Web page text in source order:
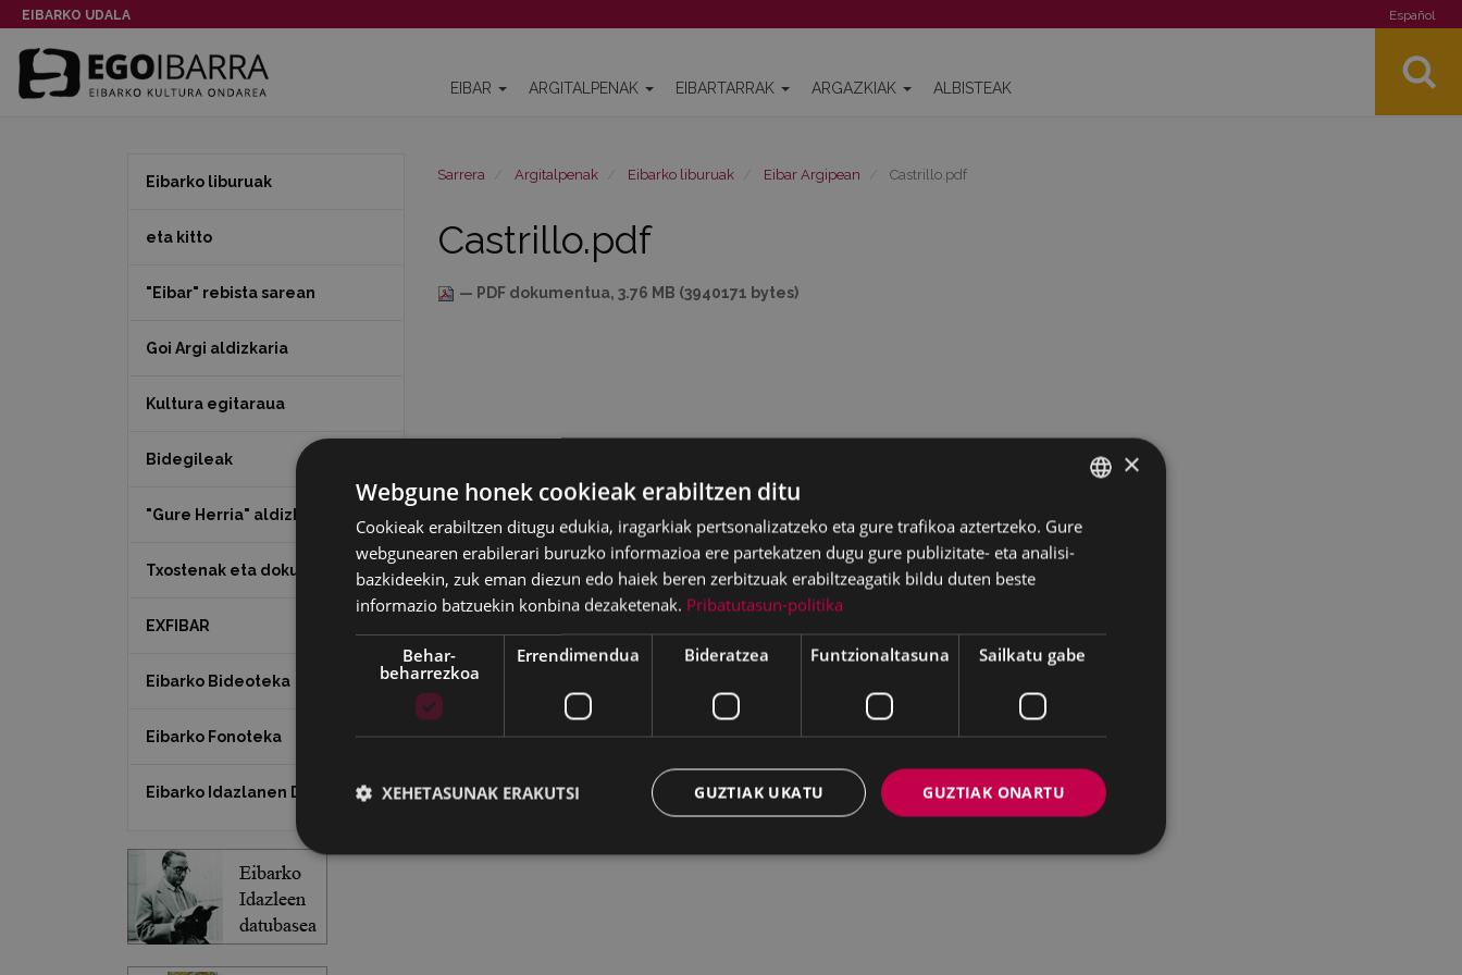
EIBARKO UDALA Español
EIBAR ARGITALPENAK EIBARTARRAK ARGAZKIAK ALBISTEAK
Sarrera Argitalpenak Eibarko liburuak Eibar Argipean Castrillo.pdf
Castrillo.pdf
— PDF dokumentua, 3.76 MB (3940171 bytes)
Eibarko liburuak
eta kitto
"Eibar" rebista sarean
Goi Argi aldizkaria
Kultura egitaraua
Bidegileak
"Gure Herria" aldizkaria
Txostenak eta dokumentuak
EXFIBAR
Eibarko Bideoteka
Eibarko Fonoteka
Eibarko Idazlanen Datu-basea
BASQUE
SPANISH
×
Webgune honek cookieak erabiltzen ditu
Cookieak erabiltzen ditugu edukia, iragarkiak pertsonalizatzeko eta gure trafikoa aztertzeko. Gure
webgunearen erabilerari buruzko informazioa ere partekatzen dugu gure publizitate- eta analisi-
bazkideekin, zuk eman diezun edo haiek beren zerbitzuak erabiltzeagatik bildu duten beste
informazio batzuekin konbina dezaketenak. Pribatutasun-politika
Behar-
beharrezkoa
Errendimendua Bideratzea Funtzionaltasuna Sailkatu gabe
GUZTIAK ONARTU
GUZTIAK UKATU
XEHETASUNAK ERAKUTSI